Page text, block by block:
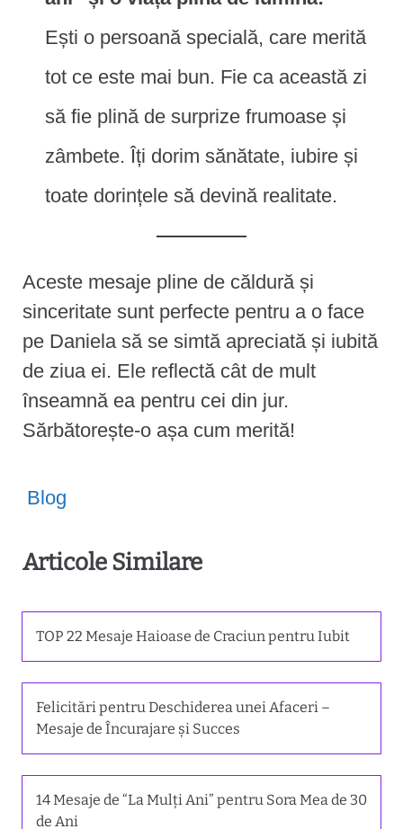
Ești o persoană specială, care merită
tot ce este mai bun. Fie ca această zi
să fie plină de surprize frumoase și
zâmbete. Îți dorim sănătate, iubire și
toate dorințele să devină realitate.
Aceste mesaje pline de căldură și
sinceritate sunt perfecte pentru a o face
pe Daniela să se simtă apreciată și iubită
de ziua ei. Ele reflectă cât de mult
înseamnă ea pentru cei din jur.
Sărbătorește-o așa cum merită!
Blog
Articole Similare
TOP 22 Mesaje Haioase de Craciun pentru Iubit
Felicitări pentru Deschiderea unei Afaceri –
Mesaje de Încurajare și Succes
14 Mesaje de “La Mulți Ani” pentru Sora Mea de 30
de Ani